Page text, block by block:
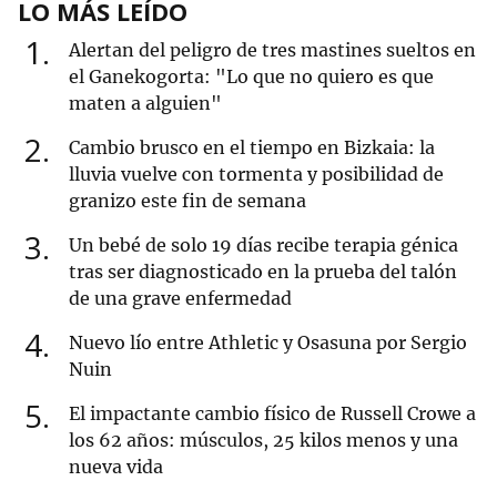
LO MÁS LEÍDO
1
Alertan del peligro de tres mastines sueltos en
el Ganekogorta: "Lo que no quiero es que
maten a alguien"
2
Cambio brusco en el tiempo en Bizkaia: la
lluvia vuelve con tormenta y posibilidad de
granizo este fin de semana
3
Un bebé de solo 19 días recibe terapia génica
tras ser diagnosticado en la prueba del talón
de una grave enfermedad
4
Nuevo lío entre Athletic y Osasuna por Sergio
Nuin
5
El impactante cambio físico de Russell Crowe a
los 62 años: músculos, 25 kilos menos y una
nueva vida